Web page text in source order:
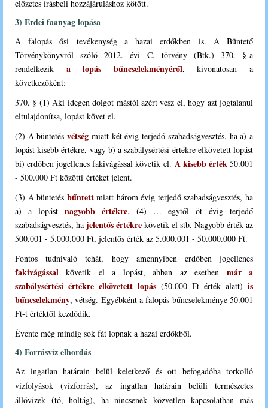
előzetes írásbeli hozzájáruláshoz kötött.
3) Erdei faanyag lopása
A falopás ősi tevékenység a hazai erdőkben is. A Büntető
Törvénykönyvről szóló 2012. évi C. törvény (Btk.) 370. §-a
rendelkezik a lopás bűncselekményéről, kivonatosan a
következőként:
370. § (1) Aki idegen dolgot mástól azért vesz el, hogy azt jogtalanul
eltulajdonítsa, lopást követ el.
(2) A büntetésvétség miatt két évig terjedő szabadságvesztés, ha a) a
lopást kisebb értékre, vagy b) a szabálysértési értékre elkövetett lopást
bi) erdőben jogellenes fakivágással követik el. A kisebb érték50.001
- 500.000 Ft közötti értéket jelent.
(3) A büntetés bűntettmiatt három évig terjedő szabadságvesztés, ha
a) a lopást nagyobb értékre, (4) … egytől öt évig terjedő
szabadságvesztés, ha jelentős értékre követik el stb. Nagyobb érték az
500.001 - 5.000.000 Ft, jelentős érték az 5.000.001 - 50.000.000 Ft.
Fontos tudnivaló tehát, hogy amennyiben erdőben jogellenes
fakivágással követik el a lopást, abban az esetben már a
szabálysértési értékre elkövetett lopás (50.000 Ft érték alatt) is
bűncselekmény, vétség. Egyébként a falopás bűncselekménye 50.001
Ft-t értéktől kezdődik.
Évente még mindig sok fát lopnak a hazai erdőkből.
4) Forrásvíz elhordás
Az ingatlan határain belül keletkező és ott befogadóba torkolló
vízfolyások (vízforrás), az ingatlan határain belüli természetes
állóvizek (tó, holtág), ha nincsenek közvetlen kapcsolatban más